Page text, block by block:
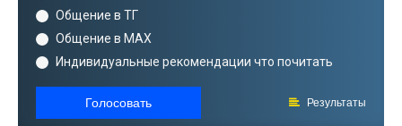
Общение в ТГ
Общение в MAX
Индивидуальные рекомендации что почитать
Голосовать Результаты